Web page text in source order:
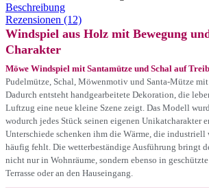
Beschreibung
Rezensionen (12)
Windspiel aus Holz mit Bewegung
Charakter
Möwe Windspiel mit Santamütze und Schal auf
Pudelmütze, Schal, Möwenmotiv und Santa-Mütze mit
Dadurch entsteht handgearbeitete Dekoration, die
Luftzug eine neue kleine Szene zeigt. Das Modell
wodurch jedes Stück seinen eigenen Unikatcharakter
Unterschiede schenken ihm die Wärme, die
häufig fehlt. Die wetterbeständige Ausführung bringt
nicht nur in Wohnräume, sondern ebenso in
Terrasse oder an den Hauseingang.